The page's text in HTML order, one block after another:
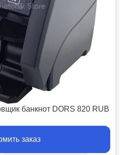
банкнот DORS 820 RUB
заказ